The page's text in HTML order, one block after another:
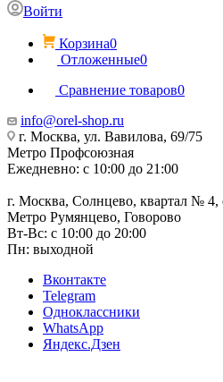
Войти
Корзина0
Отложенные0
Сравнение товаров0
info@orel-shop.ru
г. Москва, ул. Вавилова, 69/75
Метро Профсоюзная
Ежедневно: с 10:00 до 21:00
г. Москва, Солнцево, квартал № 4,
Метро Румянцево, Говорово
Вт-Вс: с 10:00 до 20:00
Пн: выходной
Вконтакте
Telegram
Одноклассники
WhatsApp
Яндекс.Дзен